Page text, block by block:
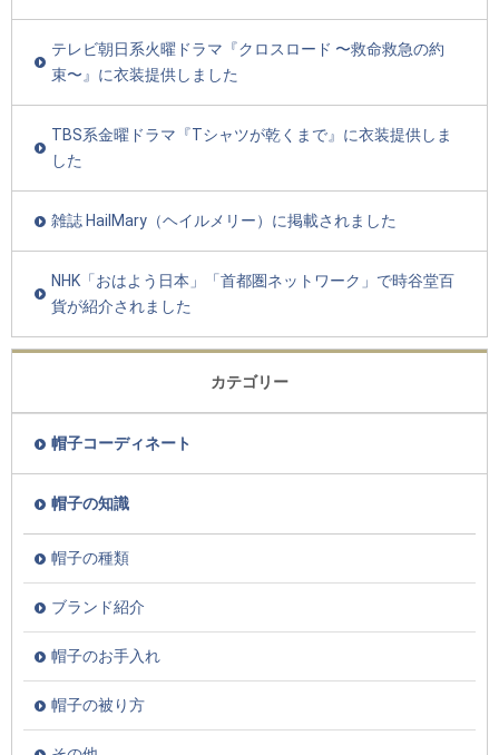
テレビ朝日系火曜ドラマ『クロスロード 〜救命救急の約
束〜』に衣装提供しました
TBS系金曜ドラマ『Tシャツが乾くまで』に衣装提供しま
した
雑誌 HailMary（ヘイルメリー）に掲載されました
NHK「おはよう日本」「首都圏ネットワーク」で時谷堂百
貨が紹介されました
カテゴリー
帽子コーディネート
帽子の知識
帽子の種類
ブランド紹介
帽子のお手入れ
帽子の被り方